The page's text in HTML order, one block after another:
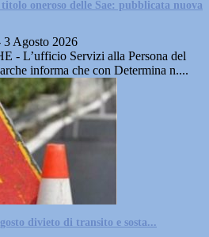
titolo oneroso delle Sae: pubblicata nuova
3 Agosto 2026
- L’ufficio Servizi alla Persona del
informa che con Determina n....
divieto di transito e sosta...